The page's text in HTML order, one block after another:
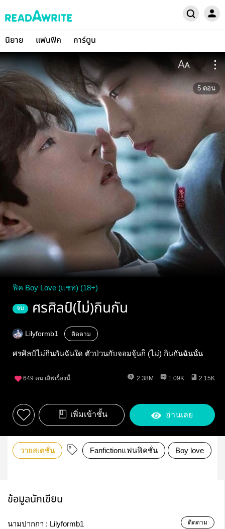
นิยาย แฟนฟิค การ์ตูน
5 ตอน
ฟิค Boy Love (แชท) (18+)
จบ ศรศิลป์(ไม่)กินกัน
Lilyformb1 ติดตาม
ศรศิลป์ไม่กินกันฉันใด ตัวป่วนกับจอมจุ้นก็ (ไม่) กินกันฉันนั้น
649 คน เลิฟเรื่องนี้ 2.38M 1.09K 2.15K
เพิ่มเข้าชั้น อ่านเลย
วายสเตชั่น Fanfictionแฟนฟิคชั่น Boy love
ข้อมูลนักเขียน
นามปากกา : Lilyformb1 ติดตาม